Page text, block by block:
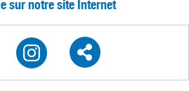
sur notre site Internet